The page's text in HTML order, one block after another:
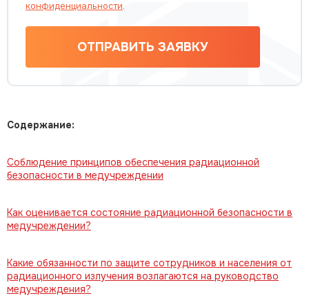
конфиденциальности.
ОТПРАВИТЬ ЗАЯВКУ
Содержание:
Соблюдение принципов обеспечения радиационной
безопасности в медучреждении
Как оценивается состояние радиационной безопасности в
медучреждении?
Какие обязанности по защите сотрудников и населения от
радиационного излучения возлагаются на руководство
медучреждения?